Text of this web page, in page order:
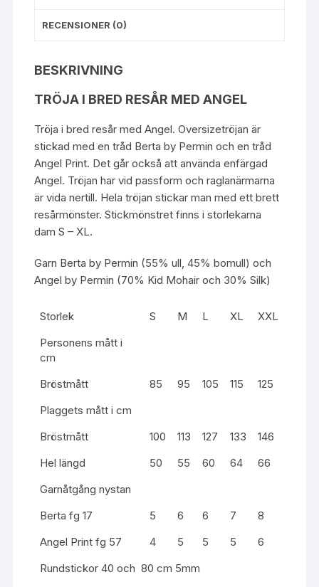
RECENSIONER (0)
BESKRIVNING
TRÖJA I BRED RESÅR MED ANGEL
Tröja i bred resår med Angel. Oversizetröjan är
stickad med en tråd Berta by Permin och en tråd
Angel Print. Det går också att använda enfärgad
Angel. Tröjan har vid passform och raglanärmarna
är vida nertill. Hela tröjan stickar man med ett brett
resårmönster. Stickmönstret finns i storlekarna
dam S – XL.
Garn Berta by Permin (55% ull, 45% bomull) och
Angel by Permin (70% Kid Mohair och 30% Silk)
Storlek S M L XL
XXL
Personens mått i
cm
Bröstmått
85 95 105 115
125
Plaggets mått i cm
Bröstmått
100 113 127 133
146
Hel längd
50 55 60 64
66
Garnåtgång nystan
Berta fg 17
5 6 6 7
8
Angel Print fg 57
4 5 5 5
6
Rundstickor 40 och 80 cm 5mm